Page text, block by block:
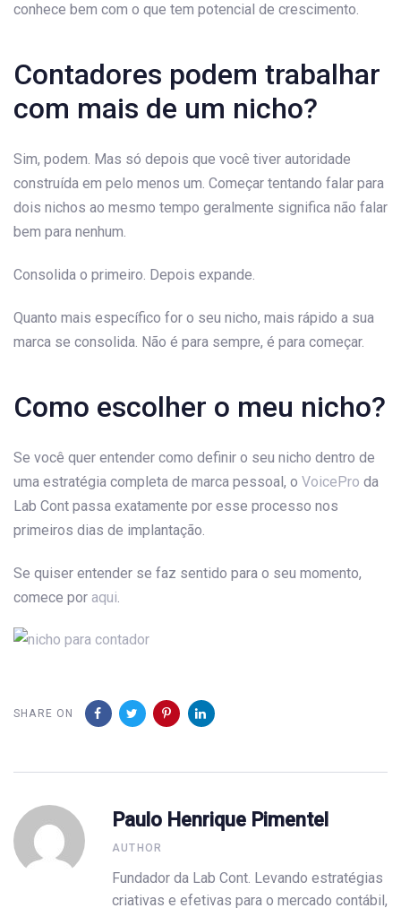
conhece bem com o que tem potencial de crescimento.
Contadores podem trabalhar
com mais de um nicho?
Sim, podem. Mas só depois que você tiver autoridade
construída em pelo menos um. Começar tentando falar para
dois nichos ao mesmo tempo geralmente significa não falar
bem para nenhum.
Consolida o primeiro. Depois expande.
Quanto mais específico for o seu nicho, mais rápido a sua
marca se consolida. Não é para sempre, é para começar.
Como escolher o meu nicho?
Se você quer entender como definir o seu nicho dentro de
uma estratégia completa de marca pessoal, o VoicePro da
Lab Cont passa exatamente por esse processo nos
primeiros dias de implantação.
Se quiser entender se faz sentido para o seu momento,
comece por aqui
SHARE ON
Paulo Henrique Pimentel
AUTHOR
Fundador da Lab Cont. Levando estratégias
criativas e efetivas para o mercado contábil,